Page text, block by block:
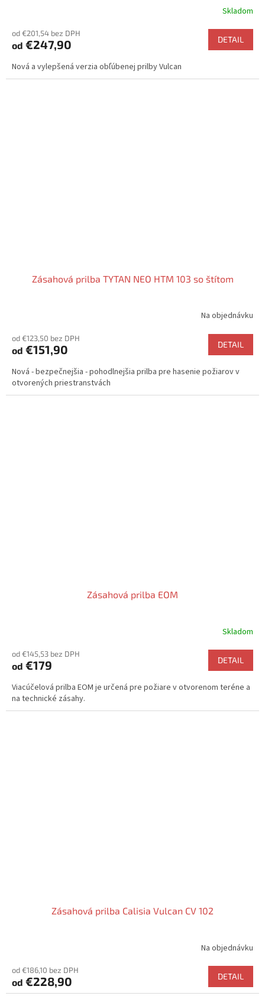
produktu
je
z
5
Skladom
od €201,54 bez DPH
od €247,90 DETAIL
Nová a vylepšená verzia obľúbenej prilby Vulcan
Zásahová prilba TYTAN NEO HTM 103 so štítom
Na objednávku
od €123,50 bez DPH
od €151,90 DETAIL
Nová - bezpečnejšia - pohodlnejšia prilba pre hasenie požiarov v
otvorených priestranstvách
Zásahová prilba EOM
produktu
je
z
5
hviezdičiek.
Skladom
od €145,53 bez DPH
od €179 DETAIL
Viacúčelová prilba EOM je určená pre požiare v otvorenom teréne a
na technické zásahy.
Zásahová prilba Calisia Vulcan CV 102
Na objednávku
od €186,10 bez DPH
od €228,90 DETAIL